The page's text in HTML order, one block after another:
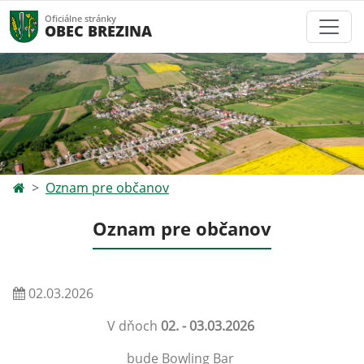
Oficiálne stránky
OBEC BREZINA
Oznam pre občanov
Oznam pre občanov
02.03.2026
V dňoch 02. - 03.03.2026
bude Bowling Bar